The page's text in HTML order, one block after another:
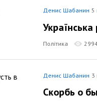
Денис Шабанин 5
Політика
Денис Шабанин 3
Скорбь о